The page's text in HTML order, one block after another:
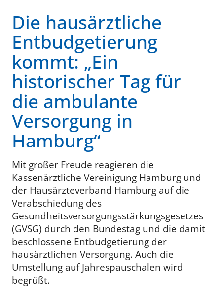
Die hausärztliche
Entbudgetierung
kommt: „Ein
historischer Tag für
die ambulante
Versorgung in
Hamburg“
Mit großer Freude reagieren die
Kassenärztliche Vereinigung Hamburg und
der Hausärzteverband Hamburg auf die
Verabschiedung des
Gesundheitsversorgungsstärkungsgesetzes
(GVSG) durch den Bundestag und die damit
beschlossene Entbudgetierung der
hausärztlichen Versorgung. Auch die
Umstellung auf Jahrespauschalen wird
begrüßt.